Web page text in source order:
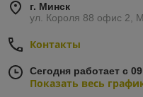
г. Минск
ул. Короля 88 офис 2,
Контакты
Сегодня работает с
Показать весь